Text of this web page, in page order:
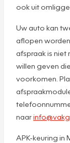
ook uit
Uw auto kan
aflopen
afspraak is
willen geven
voorkomen.
naar
APK-keuring in